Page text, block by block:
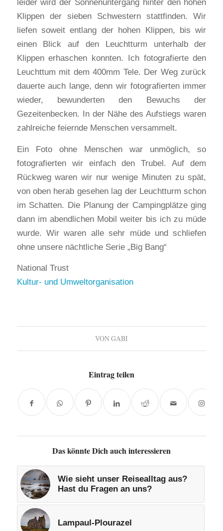
leider wird der Sonnenuntergang hinter den hohen
Klippen der sieben Schwestern stattfinden. Wir
liefen soweit entlang der hohen Klippen, bis wir
einen Blick auf den Leuchtturm unterhalb der
Klippen erhaschen konnten. Ich fotografierte den
Leuchttum mit dem 400mm Tele. Der Weg zurück
dauerte auch lange, denn wir fotografierten immer
wieder, bewunderten den Bewuchs der
Gezeitenbecken. In der Nähe des Aufstiegs waren
zahlreiche feiernde Menschen versammelt.
Ein Foto ohne Menschen war unmöglich, so
fotografierten wir einfach den Trubel. Auf dem
Rückweg waren wir nur wenige Minuten zu spät,
von oben herab gesehen lag der Leuchtturm schon
im Schatten. Die Planung der Campingplätze ging
dann im abendlichen Mobil weiter bis ich zu müde
wurde. Wir waren alle sehr müde und schliefen
ohne unsere nächtliche Serie „Big Bang“
National Trust
Kultur- und Umweltorganisation
VONGABI
Eintrag teilen
Das könnte Dich auch interessieren
Wie sieht unser Reisealltag aus?
Hast du Fragen an uns?
Lampaul-Plourazel